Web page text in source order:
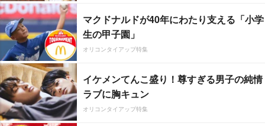
マクドナルドが40年にわたり支える「小学
生の甲子園」
オリコンタイアップ特集
イケメンてんこ盛り！尊すぎる男子の純情
ラブに胸キュン
オリコンタイアップ特集